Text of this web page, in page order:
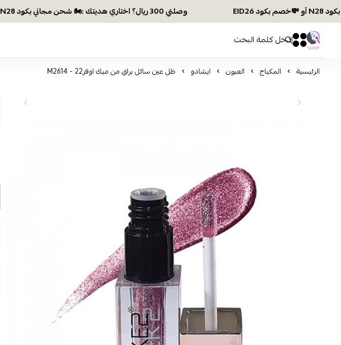
وصلتي 300 ريال؟ اختاري هديتك :🏍 شحن مجاني بكود N28 أو 💸خصم بكود EID26
افكار ومخازن العناية
0 0
الرئيسية المكياج العيون ايشادو ظل عين سائل براق من ميك اوفر22 - M2614